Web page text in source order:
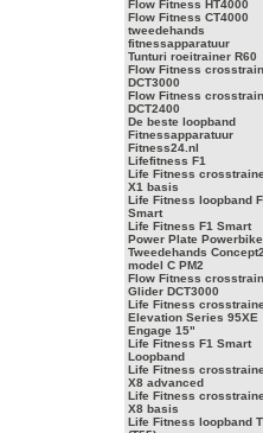
Flow Fitness HT4000
Flow Fitness CT4000
tweedehands
fitnessapparatuur
Tunturi roeitrainer R60
Flow Fitness
DCT3000
Flow Fitness
DCT2400
De beste loopband
Fitnessapparatuur
Fitness24.nl
Lifefitness F1
Life Fitness
X1 basis
Life Fitness loopband
Smart
Life Fitness F1 Smart
Power Plate Powerbike
Tweedehands Concept2
model C PM2
Flow Fitness
Glider DCT3000
Life Fitness
Elevation Series 95XE
Engage 15"
Life Fitness F1 Smart
Loopband
Life Fitness
X8 advanced
Life Fitness
X8 basis
Life Fitness loopband